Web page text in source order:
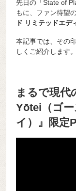
先日の「State of
もに、ファン待望
ド リミテッドエデ
本記事では、その
しくご紹介します。
まるで現代
Yōtei（ゴ
イ）』限定